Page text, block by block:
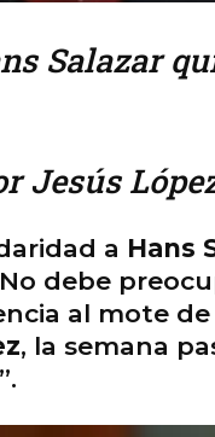
Salazar
Jesús
a Hans
debe
al mote de
, la semana